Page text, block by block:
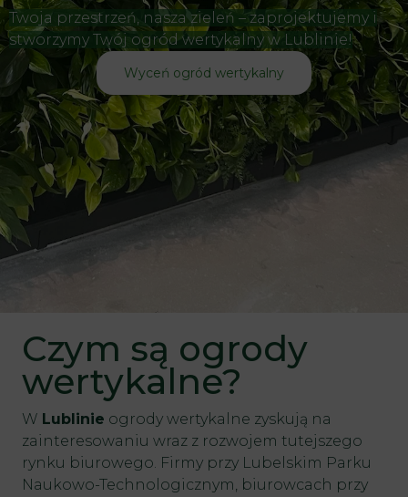
Twoja przestrzeń, nasza zieleń – zaprojektujemy i
stworzymy Twój ogród wertykalny w Lublinie!
Wyceń ogród wertykalny
Czym są ogrody
wertykalne?
W Lublinie ogrody wertykalne zyskują na
zainteresowaniu wraz z rozwojem tutejszego
rynku biurowego. Firmy przy Lubelskim Parku
Naukowo-Technologicznym, biurowcach przy